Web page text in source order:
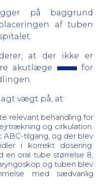
på baggrund
af tuben
at der ikke er
akutlæge
for
vægt på, at:
relevant behandling for
og cirkulation.
tilgang, og der blev
i korrekt dosering.
en oral tube størrelse 8,
og tuben blev
med sædvanlig